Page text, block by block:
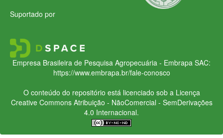
Suportado por
Empresa Brasileira de Pesquisa Agropecuária - Embrapa SAC:
https://www.embrapa.br/fale-conosco
O conteúdo do repositório está licenciado sob a Licença
Creative CommonsAtribuição - NãoComercial - SemDerivações
4.0 Internacional.